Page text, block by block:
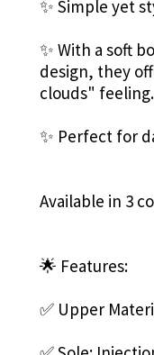
✨ Simple yet
✨ With a soft
design, they
clouds" feeling.
✨ Perfect for
Available in 3
🌟 Features:
✅ Upper